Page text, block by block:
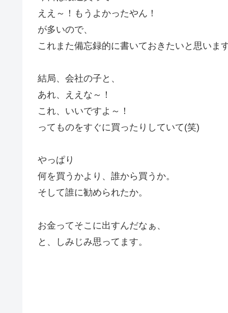
ええ～！もうよかったやん！
が多いので、
これまた備忘録的に書いておきたいと思いま
結局、会社の子と、
あれ、ええな～！
これ、いいですよ～！
ってものをすぐに買ったりしていて(笑)
やっぱり
何を買うかより、誰から買うか。
そして誰に勧められたか。
お金ってそこに出すんだなぁ、
と、しみじみ思ってます。